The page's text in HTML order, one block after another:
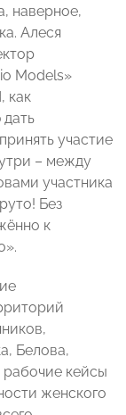
наверное,
Алеся
Models»
как
участие
– между
участника
Без
к
Белова,
кейсы
женского